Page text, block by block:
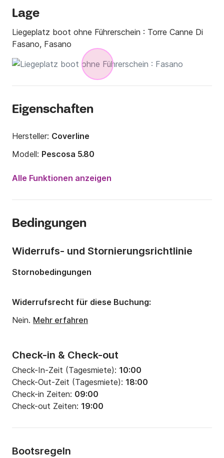
Lage
Liegeplatz boot ohne Führerschein : Torre Canne Di
Fasano, Fasano
Eigenschaften
Hersteller: Coverline
Modell: Pescosa 5.80
Motorleistung:
Anzahl Plätze an Bord:
Alle Funktionen anzeigen
Bedingungen
Check-in & Check-out
Check-In-Zeit (Tagesmiete): 10:00
Check-Out-Zeit (Tagesmiete): 18:00
Check-in Zeiten: 09:00
Check-out Zeiten: 19:00
Bootsregeln
Widerrufs- und Stornierungsrichtlinie
Stornobedingungen
Widerrufsrecht für diese Buchung:
Nein. Mehr erfahren